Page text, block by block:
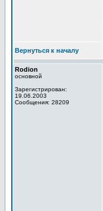
Вернуться к началу
Rodion
основной
Зарегистрирован:
19.06.2003
Сообщения: 28209